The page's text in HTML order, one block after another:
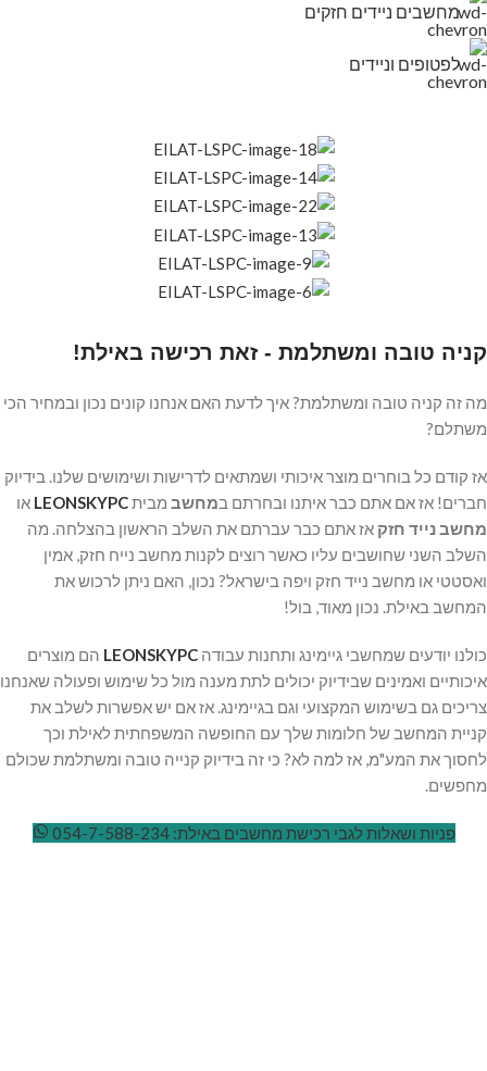
מחשבים ניידים חזקים
לפטופים וניידים
קניה טובה ומשתלמת - זאת רכישה באילת!
מה זה קניה טובה ומשתלמת? איך לדעת האם אנחנו קונים נכון ובמחיר הכי
משתלם?
אז קודם כל בוחרים מוצר איכותי ושמתאים לדרישות ושימושים שלנו. בידיוק
חברים! אז אם אתם כבר איתנו ובחרתם במחשב מביתLEONSKYPC או
מחשב נייד חזק אז אתם כבר עברתם את השלב הראשון בהצלחה. מה
השלב השני שחושבים עליו כאשר רוצים לקנות מחשב נייח חזק, אמין
ואסטטי או מחשב נייד חזק ויפה בישראל? נכון, האם ניתן לרכוש את
המחשב באילת. נכון מאוד, בול!
כולנו יודעים שמחשבי גיימינג ותחנות עבודה LEONSKYPC הם מוצרים
איכותיים ואמינים שבידיוק יכולים לתת מענה מול כל שימוש ופעולה שאנחנו
צריכים גם בשימוש המקצועי וגם בגיימינג. אז אם יש אפשרות לשלב את
קניית המחשב של חלומות שלך עם החופשה המשפחתית לאילת וכך
לחסוך את המע"מ, אז למה לא? כי זה בידיוק קנייה טובה ומשתלמת שכולם
מחפשים.
פניות ושאלות לגבי רכישת מחשבים באילת: 054-7-588-234